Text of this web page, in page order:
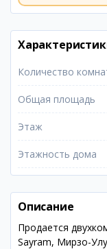
Количество
Общая площадь
Этаж
Этажность дома
Описание
Продается
Sayram, Мирзо-